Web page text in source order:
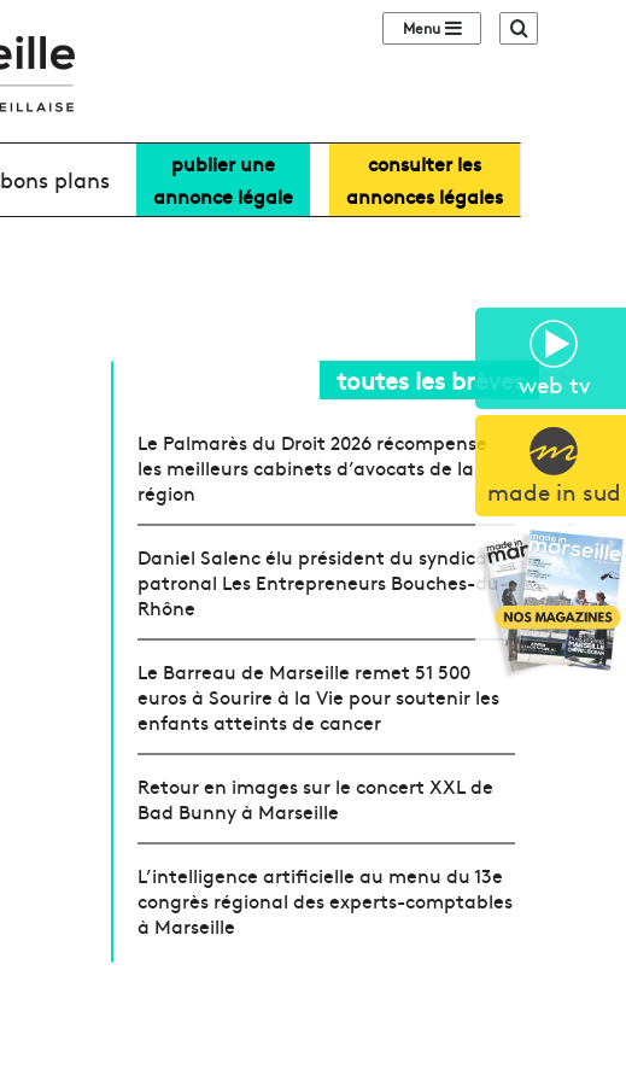
web tv
made in sud
Sidebar (barre
bons plans
publier une
annonce légale
consulter les
annonces légales
toutes les brèves
Le Palmarès du Droit 2026 récompense
les meilleurs cabinets d’avocats de la
région
Daniel Salenc élu président du syndicat
patronal Les Entrepreneurs Bouches-du-
Rhône
Le Barreau de Marseille remet 51 500
euros à Sourire à la Vie pour soutenir les
enfants atteints de cancer
Retour en images sur le concert XXL de
Bad Bunny à Marseille
L’intelligence artificielle au menu du 13e
congrès régional des experts-comptables
à Marseille